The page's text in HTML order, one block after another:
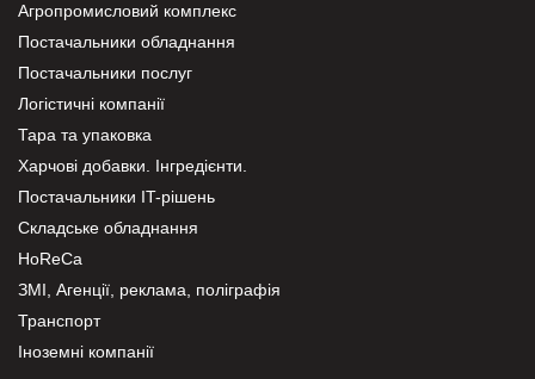
Агропромисловий комплекс
Постачальники обладнання
Постачальники послуг
Логістичні компанії
Тара та упаковка
Харчові добавки. Інгредієнти.
Постачальники IT-рішень
Складське обладнання
HoReCa
ЗМІ, Агенції, реклама, поліграфія
Транспорт
Іноземні компанії